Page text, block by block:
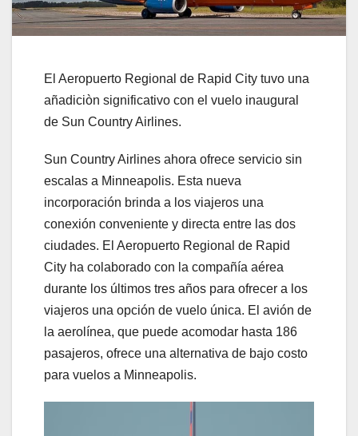
El Aeropuerto Regional de Rapid City tuvo una
añadiciòn significativo con el vuelo inaugural
de Sun Country Airlines.
Sun Country Airlines ahora ofrece servicio sin
escalas a Minneapolis. Esta nueva
incorporación brinda a los viajeros una
conexión conveniente y directa entre las dos
ciudades. El Aeropuerto Regional de Rapid
City ha colaborado con la compañía aérea
durante los últimos tres años para ofrecer a los
viajeros una opción de vuelo única. El avión de
la aerolínea, que puede acomodar hasta 186
pasajeros, ofrece una alternativa de bajo costo
para vuelos a Minneapolis.